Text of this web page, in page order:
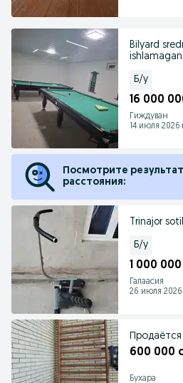
Bilyard sredni holati zo'r ko'p
ishlamagan
Б/у
16 000
Гиждуван
14 июля 2026
Посмотрите
расстояния:
Trinajor
Б/у
1 000
Галаасия
26 июля 2026
600 000
Бухара